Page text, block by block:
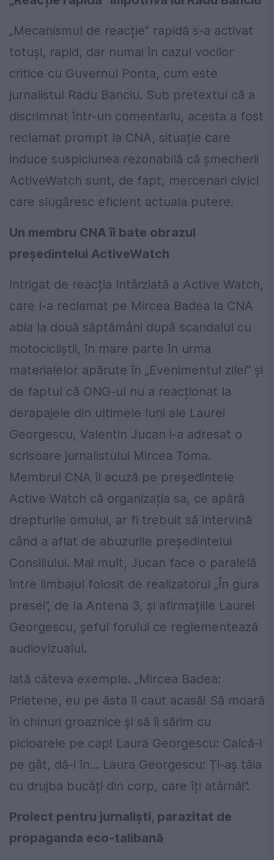
„Mecanismul de reacție” rapidă s-a activat
totuși, rapid, dar numai în cazul vocilor
critice cu Guvernul Ponta, cum este
jurnalistul Radu Banciu. Sub pretextul că a
discrimnat într-un comentariu, acesta a fost
reclamat prompt la CNA, situație care
induce suspiciunea rezonabilă că șmecherii
ActiveWatch sunt, de fapt, mercenari civici
care slugăresc eficient actuala putere.
Un membru CNA îi bate obrazul
președintelui ActiveWatch
Intrigat de reacția întârziată a Active Watch,
care l-a reclamat pe Mircea Badea la CNA
abia la două săptămâni după scandalul cu
motocicliștii, în mare parte în urma
materialelor apărute în „Evenimentul zilei” și
de faptul că ONG-ul nu a reacționat la
derapajele din ultimele luni ale Laurei
Georgescu, Valentin Jucan i-a adresat o
scrisoare jurnalistului Mircea Toma.
Membrul CNA îl acuză pe președintele
Active Watch că organizația sa, ce apără
drepturile omului, ar fi trebuit să intervină
când a aflat de abuzurile președintelui
Consiliului. Mai mult, Jucan face o paralelă
între limbajul folosit de realizatorul „În gura
presei”, de la Antena 3, și afirmațiile Laurei
Georgescu, șeful forului ce reglementează
audiovizualul.
Iată câteva exemple. „Mircea Badea:
Prietene, eu pe ăsta îl caut acasă! Să moară
în chinuri groaznice și să îi sărim cu
picioarele pe cap! Laura Georgescu: Calcă-i
pe gât, dă-i în... Laura Georgescu: Ți-aș tăia
cu drujba bucăți din corp, care îți atârnă!”.
Proiect pentru jurnaliști, parazitat de
propaganda eco-talibană